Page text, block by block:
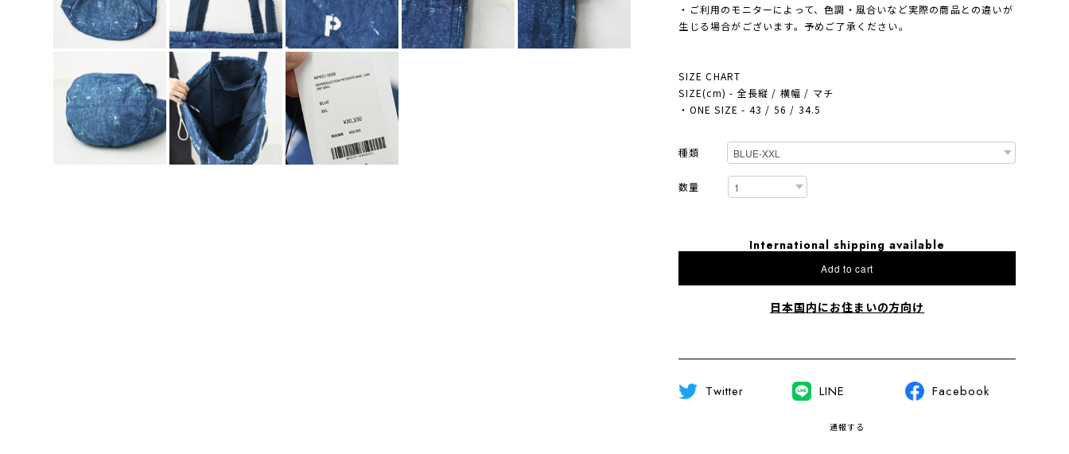
・ご利用のモニターによって、色調・風合いなど実際の商品との違いが
生じる場合がございます。予めご了承ください。
SIZE CHART
SIZE(cm) - 全長縦 / 横幅 / マチ
・ONE SIZE - 43 / 56 / 34.5
種類
数量
International shipping available
Add to cart
日本国内にお住まいの方向け
Twitter LINE Facebook
通報する